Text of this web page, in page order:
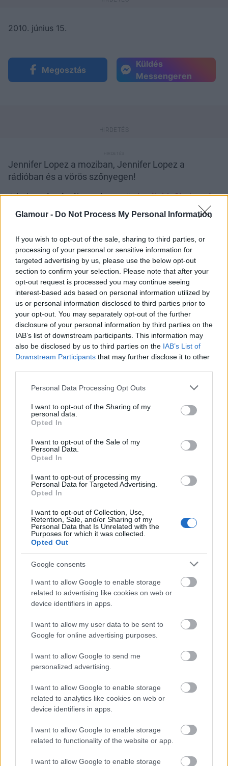
Glamour - Do Not Process My Personal Information
If you wish to opt-out of the sale, sharing to third parties, or
processing of your personal or sensitive information for
targeted advertising by us, please use the below opt-out
section to confirm your selection. Please note that after your
opt-out request is processed you may continue seeing
interest-based ads based on personal information utilized by
us or personal information disclosed to third parties prior to
your opt-out. You may separately opt-out of the further
disclosure of your personal information by third parties on the
IAB’s list of downstream participants. This information may
also be disclosed by us to third parties on the IAB’s List of
Downstream Participants that may further disclose it to other
Please note that this website/app uses one or more Google
not limited to your visit or usage behaviour. You may click to
grant or deny consent to Google and its third-party tags to
use your data for below specified purposes in below Google
consent section.
Personal Data Processing Opt Outs
I want to opt-out of the Sharing of my
personal data.
Opted In
I want to opt-out of the Sale of my
Personal Data.
Opted In
I want to opt-out of processing my
Personal Data for Targeted Advertising.
Opted In
I want to opt-out of Collection, Use,
Retention, Sale, and/or Sharing of my
Personal Data that Is Unrelated with the
Purposes for which it was collected.
Opted Out
Google consents
I want to allow Google to enable storage
related to advertising like cookies on web or
device identifiers in apps.
I want to allow my user data to be sent to
Google for online advertising purposes.
I want to allow Google to send me
personalized advertising.
I want to allow Google to enable storage
related to analytics like cookies on web or
device identifiers in apps.
I want to allow Google to enable storage
related to functionality of the website or app.
I want to allow Google to enable storage
2010. június 15.
Megosztás
Küldés
Messengeren
Jennifer Lopez a moziban, Jennifer Lopez a
rádióban és a vörös szőnyegen!
A latin szépség újra csúcsra tör,legújabb filmje már
a hazai mozikban és hamarosan új, Love? címre
keresztelt albuma is megérkezik. J.Lo a nagy
mondjuk, amit az utóbbi időben láthatunk tőle, az
több, mint bíztató! Most egy gyönyörű aranyszínű
Gianfronco Ferré ruhát választott, amelyet egy Etro
táskával passzintott, kifogástalan! Vagy neked más
a véleményed?
Megosztás
Küldés
Messengeren
Itt állíthatod be, hogy a Google
glamour.hu cikkeit
JENNIFER LOPEZ VÖRÖS SZŐNYEG GIANFRANCO FERRÉ
Kövesd a Glamour cikkeit a Google hírekben
Fesztiválra készülsz? Ez a 3